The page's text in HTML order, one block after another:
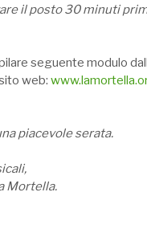
il posto 30 minuti
seguente modulo
web:
piacevole serata.
Mortella.